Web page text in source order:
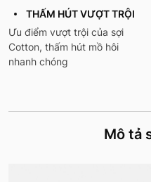
THẤM HÚT VƯỢT TRỘI
Ưu điểm vượt trội của sợi
Cotton, thấm hút mồ hôi
nhanh chóng
Mô tả